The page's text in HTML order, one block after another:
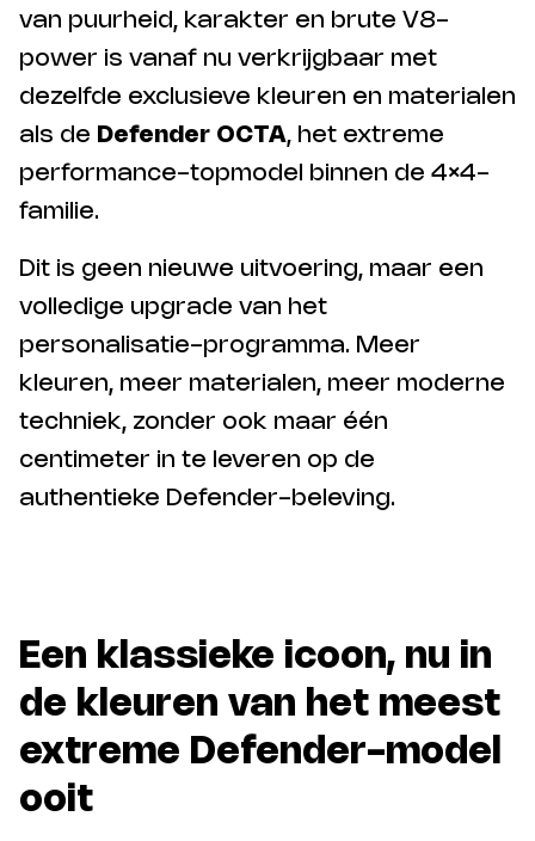
van puurheid, karakter en brute V8-
power is vanaf nu verkrijgbaar met
dezelfde exclusieve kleuren en materialen
als de Defender OCTA, het extreme
performance-topmodel binnen de 4×4-
familie.
Dit is geen nieuwe uitvoering, maar een
volledige upgrade van het
personalisatie-programma. Meer
kleuren, meer materialen, meer moderne
techniek, zonder ook maar één
centimeter in te leveren op de
authentieke Defender-beleving.
Een klassieke icoon, nu in
de kleuren van het meest
extreme Defender-model
ooit